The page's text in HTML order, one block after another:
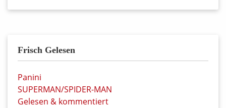
Frisch Gelesen
Panini
SUPERMAN/SPIDER-MAN
Gelesen & kommentiert